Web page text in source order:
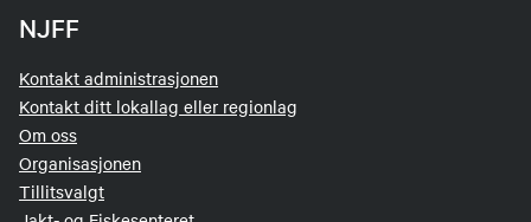
NJFF
Kontakt administrasjonen
Kontakt ditt lokallag eller regionlag
Om oss
Organisasjonen
Tillitsvalgt